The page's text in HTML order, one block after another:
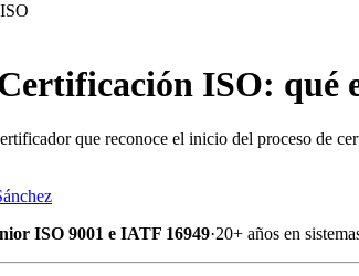
ISO: qué
que reconoce el inicio del proceso de
ISO 9001 e IATF 16949·20+ años en